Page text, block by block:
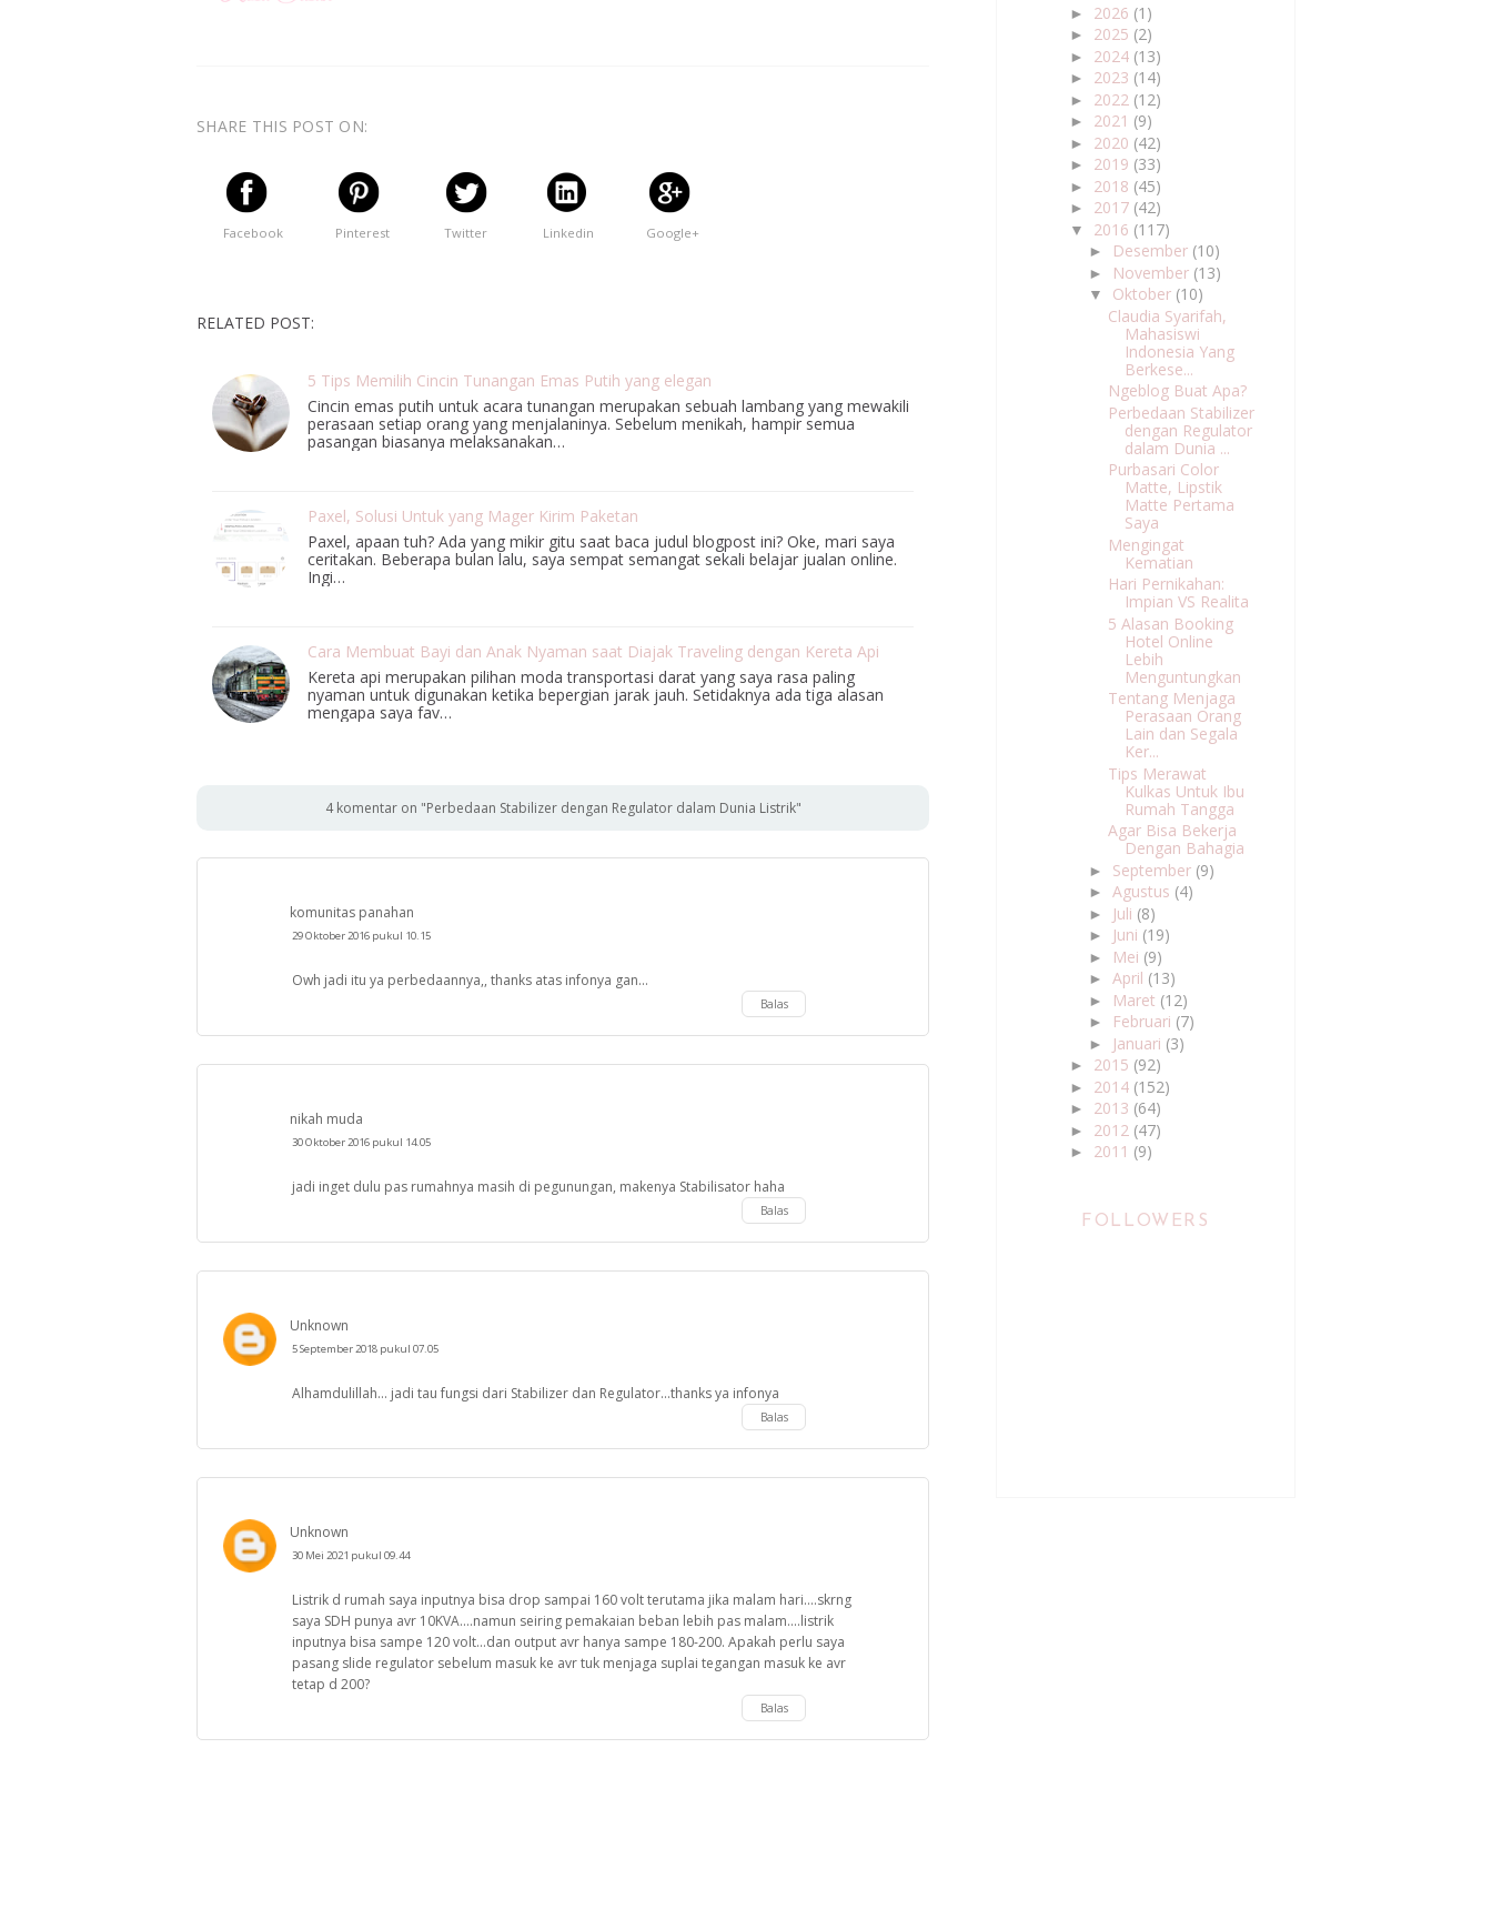
SHARE THIS POST ON:
Facebook Pinterest Twitter Linkedin Google+
RELATED POST:
5 Tips Memilih Cincin Tunangan Emas Putih yang elegan
Cincin emas putih untuk acara tunangan merupakan sebuah lambang yang mewakili
perasaan setiap orang yang menjalaninya. Sebelum menikah, hampir semua
pasangan biasanya melaksanakan…
Paxel, Solusi Untuk yang Mager Kirim Paketan
Paxel, apaan tuh? Ada yang mikir gitu saat baca judul blogpost ini? Oke, mari saya
ceritakan. Beberapa bulan lalu, saya sempat semangat sekali belajar jualan online.
Ingi…
Cara Membuat Bayi dan Anak Nyaman saat Diajak Traveling dengan Kereta Api
Kereta api merupakan pilihan moda transportasi darat yang saya rasa paling
nyaman untuk digunakan ketika bepergian jarak jauh. Setidaknya ada tiga alasan
mengapa saya fav…
4 komentar on "Perbedaan Stabilizer dengan Regulator dalam Dunia Listrik"
komunitas panahan
29 Oktober 2016 pukul 10.15
Owh jadi itu ya perbedaannya,, thanks atas infonya gan...
Balas
nikah muda
30 Oktober 2016 pukul 14.05
jadi inget dulu pas rumahnya masih di pegunungan, makenya Stabilisator haha
Balas
Unknown
5 September 2018 pukul 07.05
Alhamdulillah... jadi tau fungsi dari Stabilizer dan Regulator...thanks ya infonya
Balas
Unknown
30 Mei 2021 pukul 09.44
Listrik d rumah saya inputnya bisa drop sampai 160 volt terutama jika malam hari....skrng
saya SDH punya avr 10KVA....namun seiring pemakaian beban lebih pas malam....listrik
inputnya bisa sampe 120 volt...dan output avr hanya sampe 180-200. Apakah perlu saya
pasang slide regulator sebelum masuk ke avr tuk menjaga suplai tegangan masuk ke avr
tetap d 200?
Balas
► 2026 (1)
► 2025 (2)
► 2024 (13)
► 2023 (14)
► 2022 (12)
► 2021 (9)
► 2020 (42)
► 2019 (33)
► 2018 (45)
► 2017 (42)
▼ 2016 (117)
► Desember (10)
► November (13)
▼ Oktober (10)
Claudia Syarifah,
Mahasiswi
Indonesia Yang
Berkese...
Ngeblog Buat Apa?
Perbedaan Stabilizer
dengan Regulator
dalam Dunia ...
Purbasari Color
Matte, Lipstik
Matte Pertama
Saya
Mengingat
Kematian
Hari Pernikahan:
Impian VS Realita
5 Alasan Booking
Hotel Online
Lebih
Menguntungkan
Tentang Menjaga
Perasaan Orang
Lain dan Segala
Ker...
Tips Merawat
Kulkas Untuk Ibu
Rumah Tangga
Agar Bisa Bekerja
Dengan Bahagia
► September (9)
► Agustus (4)
► Juli (8)
► Juni (19)
► Mei (9)
► April (13)
► Maret (12)
► Februari (7)
► Januari (3)
► 2015 (92)
► 2014 (152)
► 2013 (64)
► 2012 (47)
► 2011 (9)
FOLLOWERS